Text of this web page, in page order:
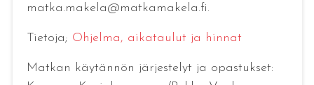
matka.makela@matkamakela.fi.
Tietoja; Ohjelma, aikataulut ja hinnat
Matkan käytännön järjestelyt ja opastukset: